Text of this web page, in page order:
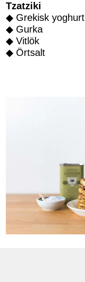
Tzatziki
◆ Grekisk yoghurt
◆ Gurka
◆ Vitlök
◆ Örtsalt